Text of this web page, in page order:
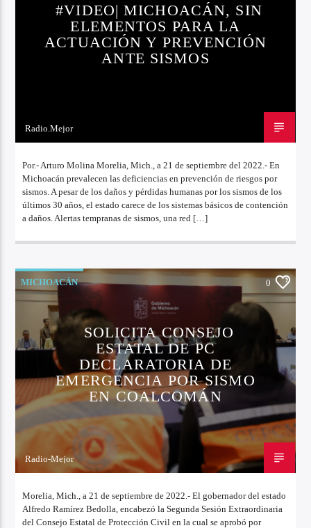
#VIDEO| MICHOACÁN, SIN
ELEMENTOS PARA LA
ACTUACIÓN Y PREVENCIÓN
ANTE SISMOS
Radio.Mejor
Por.- Arturo Molina Morelia, Mich., a 21 de septiembre del 2022.- En
Michoacán prevalecen las deficiencias en prevención de riesgos por
sismos. A pesar de los daños y pérdidas humanas por los sismos de los
últimos 30 años, el estado carece de los sistemas básicos de contención
a daños. Alertas tempranas de sismos, una red […]
MICHOACÁN 0
SOLICITA CONSEJO
ESTATAL DE PC
DECLARATORIA DE
EMERGENCIA POR SISMO
EN COALCOMÁN
Radio-Mejor
Morelia, Mich., a 21 de septiembre de 2022.- El gobernador del estado
Alfredo Ramírez Bedolla, encabezó la Segunda Sesión Extraordinaria
del Consejo Estatal de Protección Civil en la cual se aprobó por